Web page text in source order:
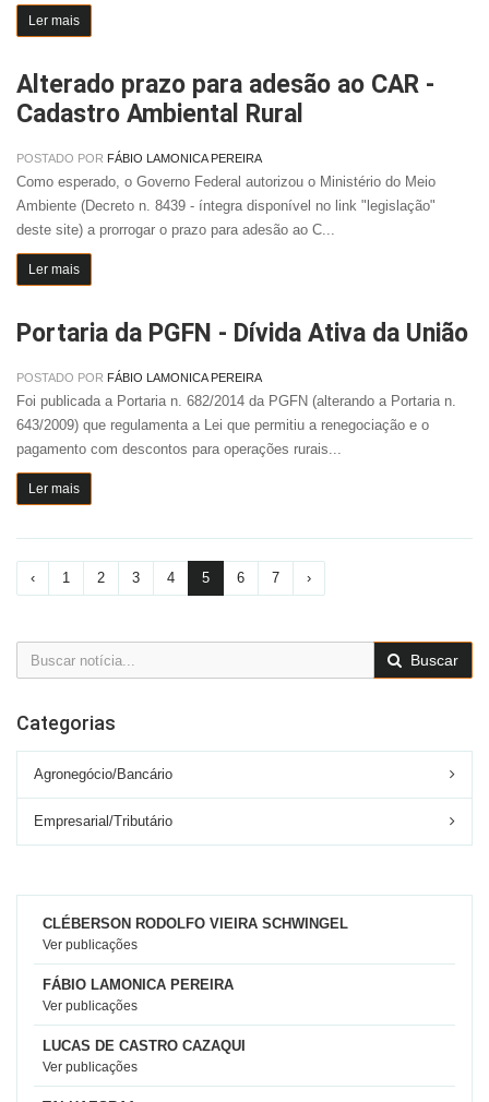
Ler mais
Alterado prazo para adesão ao CAR -
Cadastro Ambiental Rural
POSTADO POR FÁBIO LAMONICA PEREIRA
Como esperado, o Governo Federal autorizou o Ministério do Meio
Ambiente (Decreto n. 8439 - íntegra disponível no link "legislação"
deste site) a prorrogar o prazo para adesão ao C...
Ler mais
Portaria da PGFN - Dívida Ativa da União
POSTADO POR FÁBIO LAMONICA PEREIRA
Foi publicada a Portaria n. 682/2014 da PGFN (alterando a Portaria n.
643/2009) que regulamenta a Lei que permitiu a renegociação e o
pagamento com descontos para operações rurais...
Ler mais
‹ 1 2 3 4 5 6 7 ›
Buscar
Categorias
Agronegócio/Bancário
Empresarial/Tributário
CLÉBERSON RODOLFO VIEIRA SCHWINGEL
Ver publicações
FÁBIO LAMONICA PEREIRA
Ver publicações
LUCAS DE CASTRO CAZAQUI
Ver publicações